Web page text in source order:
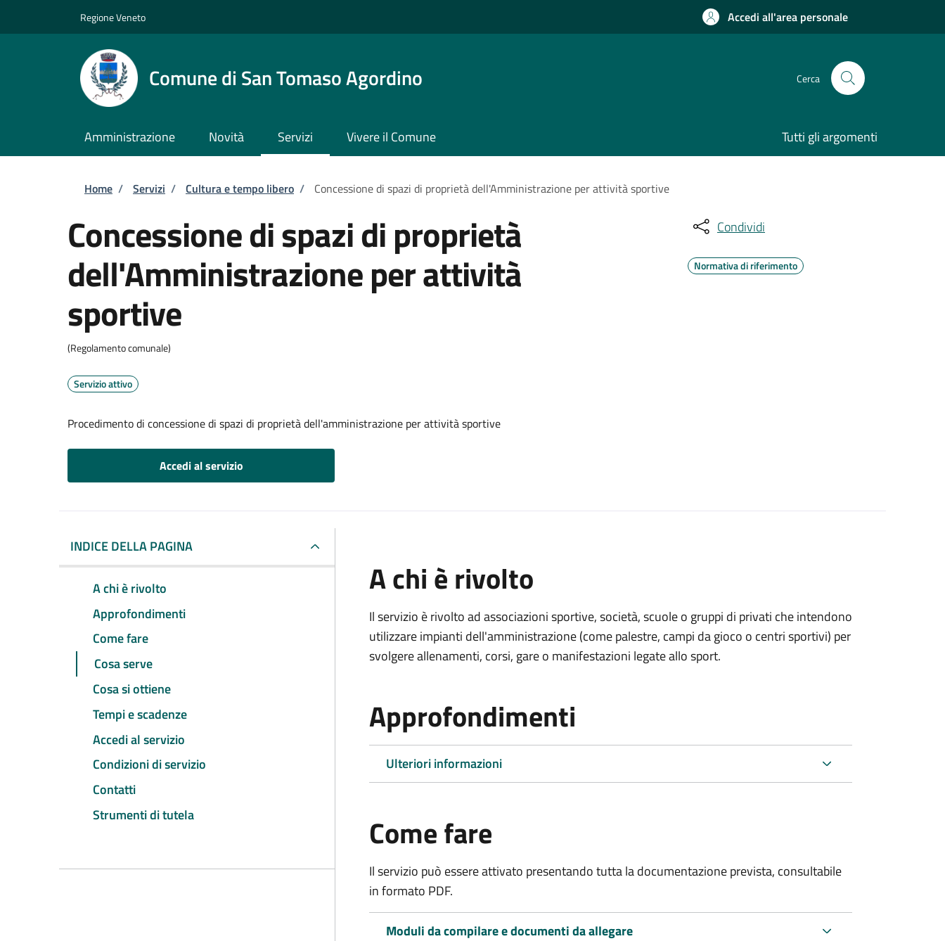
Regione Veneto Accedi all'area personale
Comune di San Tomaso Agordino Cerca
Amministrazione Novità Servizi Vivere il Comune Tutti gli argomenti
Briciole di pane
Home / Servizi / Cultura e tempo libero / Concessione di spazi di proprietà dell'Amministrazione per attività sportive
Concessione di spazi di proprietà
dell'Amministrazione per attività
sportive
(Regolamento comunale)
Servizio attivo
Procedimento di concessione di spazi di proprietà dell'amministrazione per attività sportive
Accedi al servizio
Condividi
Normativa di riferimento
INDICE DELLA PAGINA
A chi è rivolto
Approfondimenti
Come fare
Cosa serve
Cosa si ottiene
Tempi e scadenze
Accedi al servizio
Condizioni di servizio
Contatti
Strumenti di tutela
A chi è rivolto
Il servizio è rivolto ad associazioni sportive, società, scuole o gruppi di privati che intendono
utilizzare impianti dell'amministrazione (come palestre, campi da gioco o centri sportivi) per
svolgere allenamenti, corsi, gare o manifestazioni legate allo sport.
Approfondimenti
Ulteriori informazioni
Come fare
Il servizio può essere attivato presentando tutta la documentazione prevista, consultabile
in formato PDF.
Moduli da compilare e documenti da allegare